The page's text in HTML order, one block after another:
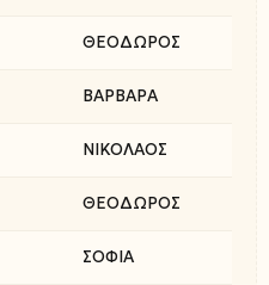
ΘΕΟΔΩΡΟΣ
ΒΑΡΒΑΡΑ
ΝΙΚΟΛΑΟΣ
ΘΕΟΔΩΡΟΣ
ΣΟΦΙΑ